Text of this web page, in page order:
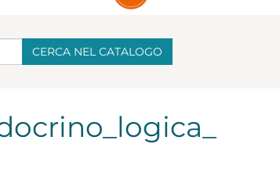
CERCA NEL CATALOGO